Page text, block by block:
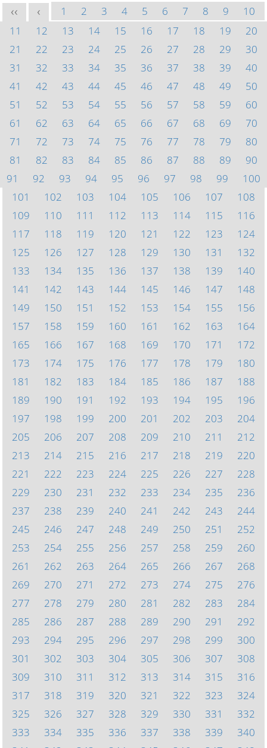
<< < 1 2 3 4 5 6 7 8 9
10
11
12 13 14 15 16 17 18 19
20
21
22 23 24 25 26 27 28 29
30
31
32 33 34 35 36 37 38 39
40
41
42 43 44 45 46 47 48 49
50
51
52 53 54 55 56 57 58 59
60
61
62 63 64 65 66 67 68 69
70
71
72 73 74 75 76 77 78 79
80
81
82 83 84 85 86 87 88 89
90
91
92 93 94 95 96 97 98 99
100
101
102 103 104 105 106 107
108
109
110 111 112 113 114 115
116
117
118 119 120 121 122 123
124
125
126 127 128 129 130 131
132
133
134 135 136 137 138 139
140
141
142 143 144 145 146 147
148
149
150 151 152 153 154 155
156
157
158 159 160 161 162 163
164
165
166 167 168 169 170 171
172
173
174 175 176 177 178 179
180
181
182 183 184 185 186 187
188
189
190 191 192 193 194 195
196
197
198 199 200 201 202 203
204
205
206 207 208 209 210 211
212
213
214 215 216 217 218 219
220
221
222 223 224 225 226 227
228
229
230 231 232 233 234 235
236
237
238 239 240 241 242 243
244
245
246 247 248 249 250 251
252
253
254 255 256 257 258 259
260
261
262 263 264 265 266 267
268
269
270 271 272 273 274 275
276
277
278 279 280 281 282 283
284
285
286 287 288 289 290 291
292
293
294 295 296 297 298 299
300
301
302 303 304 305 306 307
308
309
310 311 312 313 314 315
316
317
318 319 320 321 322 323
324
325
326 327 328 329 330 331
332
333
334 335 336 337 338 339
340